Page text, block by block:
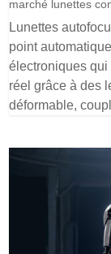
marché lunettes
Lunettes
point
électroniques
réel grâce à des
déformable,